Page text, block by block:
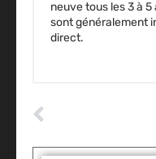
neuve tous les 3 à
sont généralement
direct.